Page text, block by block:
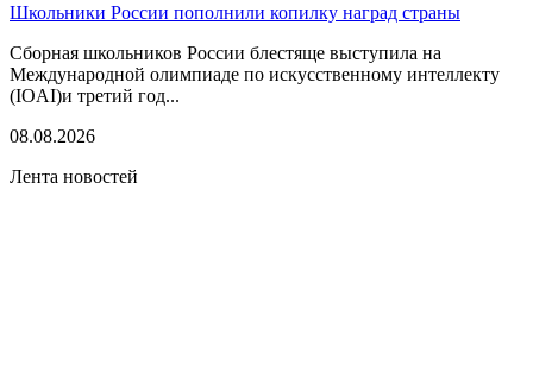
Школьники России пополнили копилку наград страны
Сборная школьников России блестяще выступила на
Международной олимпиаде по искусственному интеллекту
(IOAI)и третий год...
08.08.2026
Лента новостей